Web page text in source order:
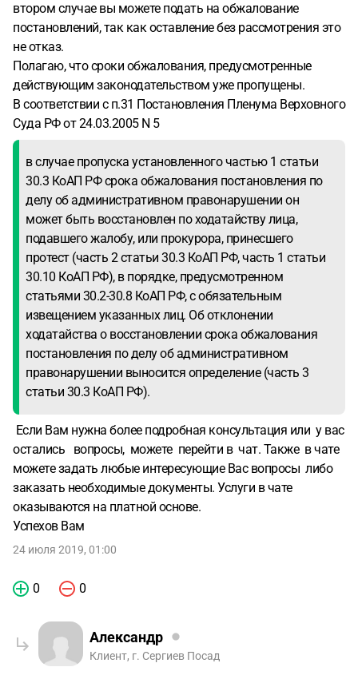
втором случае вы можете подать на обжалование
постановлений, так как оставление без рассмотрения это
не отказ.
Полагаю, что сроки обжалования, предусмотренные
действующим законодательством уже пропущены.
В соответствии с п.31 Постановления Пленума Верховного
Суда РФ от 24.03.2005 N 5
в случае пропуска установленного частью 1 статьи
30.3 КоАП РФ срока обжалования постановления по
делу об административном правонарушении он
может быть восстановлен по ходатайству лица,
подавшего жалобу, или прокурора, принесшего
протест (часть 2 статьи 30.3 КоАП РФ, часть 1 статьи
30.10 КоАП РФ), в порядке, предусмотренном
статьями 30.2-30.8 КоАП РФ, с обязательным
извещением указанных лиц. Об отклонении
ходатайства о восстановлении срока обжалования
постановления по делу об административном
правонарушении выносится определение (часть 3
статьи 30.3 КоАП РФ).
Если Вам нужна более подробная консультация или у вас
остались вопросы, можете перейти в чат. Также в чате
можете задать любые интересующие Вас вопросы либо
заказать необходимые документы. Услуги в чате
оказываются на платной основе.
Успехов Вам
24 июля 2019, 01:00
0 0
Александр
Клиент, г. Сергиев Посад